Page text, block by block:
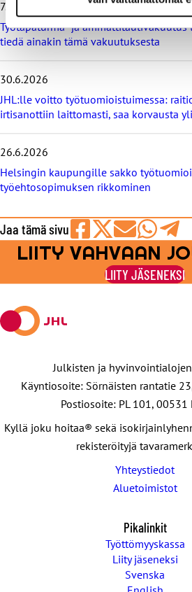
i
e
t
7.7.2026
Työtapaturma- ja ammattitautivakuutus
tiedä ainakin tämä vakuutuksesta
30.6.2026
JHL:lle voitto työtuomioistuimessa:
irtisanottiin laittomasti, saa korvausta
26.6.2026
Helsingin kaupungille sakko
työehtosopimuksen rikkominen
Jaa tämä sivu
Jaa
Facebookissa
Jaa
viestipalvelu
X:ssä
Jaa
sähköpostilla
Jaa Jaa
LIITY VAHVAAN
LIITY JÄSENEKSI
Julkisten ja
Käyntiosoite: Sörnäisten rantatie
Postiosoite: PL 101, 00531
Kyllä joku hoitaa® sekä
rekisteröityjä
Yhteystiedot
Aluetoimistot
Pikalinkit
Työttömyyskassa
Liity jäseneksi
Svenska